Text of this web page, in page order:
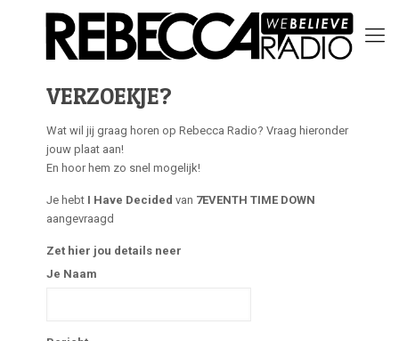
VERZOEKJE?
Wat wil jij graag horen op Rebecca Radio? Vraag hieronder
jouw plaat aan!
En hoor hem zo snel mogelijk!
Je hebt I Have Decided van 7EVENTH TIME DOWN
aangevraagd
Zet hier jou details neer
Je Naam